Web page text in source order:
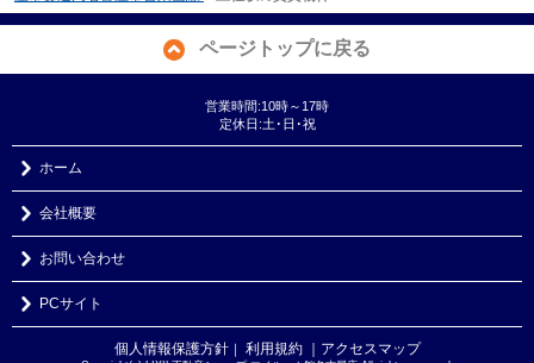
ページトップに戻る
営業時間:10時～17時
定休日:土･日･祝
ホーム
会社概要
お問い合わせ
PCサイト
個人情報保護方針｜ 利用規約 ｜アクセスマップ